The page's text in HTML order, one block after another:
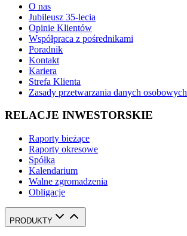
O nas
Jubileusz 35-lecia
Opinie Klientów
Współpraca z pośrednikami
Poradnik
Kontakt
Kariera
Strefa Klienta
Zasady przetwarzania danych osobowych
RELACJE INWESTORSKIE
Raporty bieżące
Raporty okresowe
Spółka
Kalendarium
Walne zgromadzenia
Obligacje
PRODUKTY